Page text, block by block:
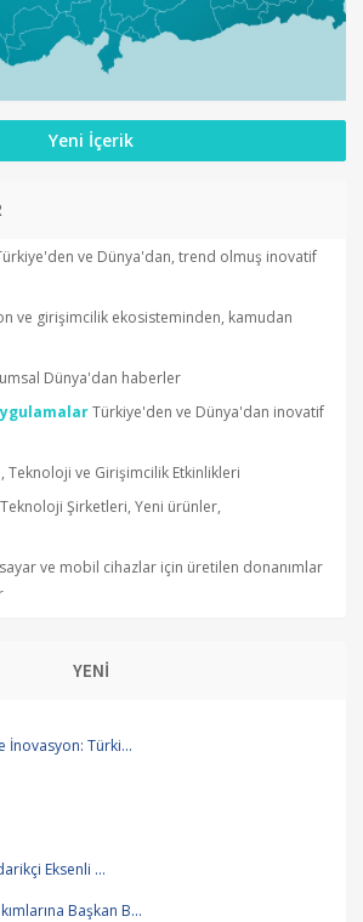
Yeni İçerik
ve Dünya'dan, trend olmuş inovatif
ve girişimcilik ekosisteminden, kamudan
Dünya'dan haberler
Türkiye'den ve Dünya'dan inovatif
Teknoloji ve Girişimcilik Etkinlikleri
Teknoloji Şirketleri, Yeni ürünler,
ve mobil cihazlar için üretilen donanımlar
YENİ
İnovasyon: Türki...
Eksenli ...
Başkan B...